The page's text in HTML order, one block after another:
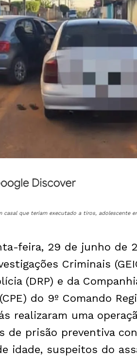
casal que teriam executado a tiros, adolescente
feira, 29 de junho de
Criminais
(DRP) e da
do 9º Comando
realizaram uma
de prisão preventiva
idade, suspeitos do